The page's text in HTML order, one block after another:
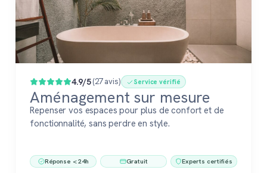
4.9/5(27 avis) Service vérifié
Aménagement sur mesure
Repenser vos espaces pour plus de confort et de
fonctionnalité, sans perdre en style.
Réponse < 24h Gratuit Experts certifiés